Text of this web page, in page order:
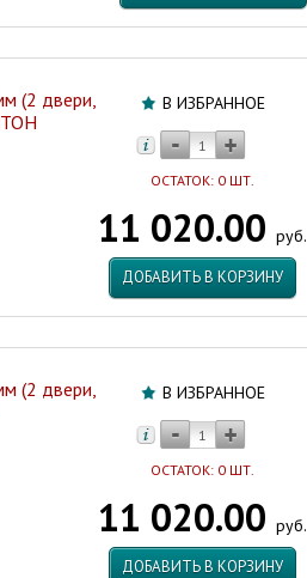
В ИЗБРАННОЕ
ОСТАТОК: 0 ШТ.
11 020.00 руб.
ДОБАВИТЬ В КОРЗИНУ
(2 двери,
В ИЗБРАННОЕ
ОСТАТОК: 0 ШТ.
11 020.00 руб.
ДОБАВИТЬ В КОРЗИНУ
(2 двери,